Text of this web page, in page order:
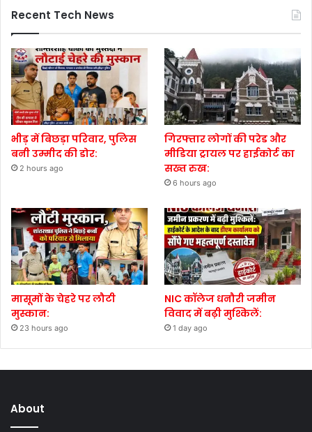
Recent Tech News
भीड़ में बिछड़ा परिवार, पुलिस
बनी उम्मीद की डोर:
2 hours ago
गिरफ्तार लोगों की परेड और
मीडिया ट्रायल पर हाईकोर्ट का
सख्त रुख:
6 hours ago
मासूमों के चेहरे पर लौटी
मुस्कान:
23 hours ago
NIC कॉलेज धनौरी जमीन
विवाद में बढ़ी मुश्किलें:
1 day ago
About